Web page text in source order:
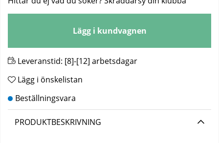
Lägg i kundvagnen
Leveranstid: [8]-[12] arbetsdagar
Lägg i önskelistan
PRODUKTBESKRIVNING